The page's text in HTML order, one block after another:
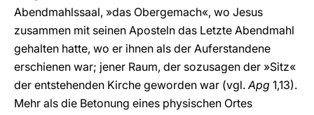
Abendmahlssaal, »das Obergemach«, wo Jesus
zusammen mit seinen Aposteln das Letzte Abendmahl
gehalten hatte, wo er ihnen als der Auferstandene
erschienen war; jener Raum, der sozusagen der »Sitz«
der entstehenden Kirche geworden war (vgl.Apg 1,13).
Mehr als die Betonung eines physischen Ortes